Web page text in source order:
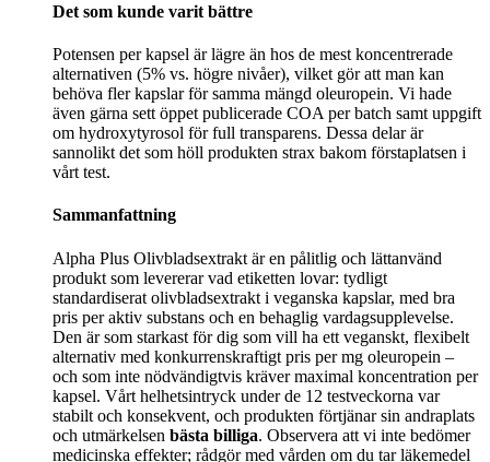
Det som kunde varit bättre
Potensen per kapsel är lägre än hos de mest koncentrerade
alternativen (5% vs. högre nivåer), vilket gör att man kan
behöva fler kapslar för samma mängd oleuropein. Vi hade
även gärna sett öppet publicerade COA per batch samt uppgift
om hydroxytyrosol för full transparens. Dessa delar är
sannolikt det som höll produkten strax bakom förstaplatsen i
vårt test.
Sammanfattning
Alpha Plus Olivbladsextrakt är en pålitlig och lättanvänd
produkt som levererar vad etiketten lovar: tydligt
standardiserat olivbladsextrakt i veganska kapslar, med bra
pris per aktiv substans och en behaglig vardagsupplevelse.
Den är som starkast för dig som vill ha ett veganskt, flexibelt
alternativ med konkurrenskraftigt pris per mg oleuropein –
och som inte nödvändigtvis kräver maximal koncentration per
kapsel. Vårt helhetsintryck under de 12 testveckorna var
stabilt och konsekvent, och produkten förtjänar sin andraplats
och utmärkelsen bästa billiga. Observera att vi inte bedömer
medicinska effekter; rådgör med vården om du tar läkemedel